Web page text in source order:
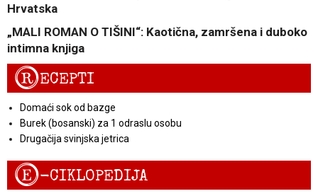
Hrvatska
„MALI ROMAN O TIŠINI“: Kaotična, zamršena i duboko
intimna knjiga
RECEPTI
Domaći sok od bazge
Burek (bosanski) za 1 odraslu osobu
Drugačija svinjska jetrica
E-CIKLOPEDIJA